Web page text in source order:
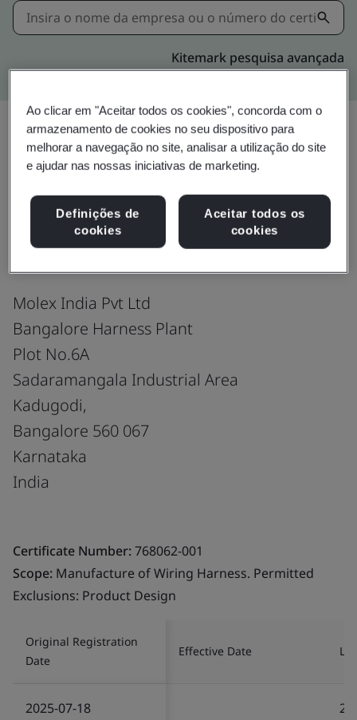
Kitemark pesquisa avançada
Compartilhar: Download
IATF 16949:2016
Molex India Pvt Ltd
Bangalore Harness Plant
Plot No.6A
Sadaramangala Industrial Area
Kadugodi,
Bangalore 560 067
Karnataka
India
Certificate Number:768062-001
Scope: Manufacture of Wiring Harness. Permitted
Exclusions: Product Design
Original Registration
Date
Effective Date
2025-07-18
Ao clicar em "Aceitar todos os cookies", concorda com o
armazenamento de cookies no seu dispositivo para
melhorar a navegação no site, analisar a utilização do site
e ajudar nas nossas iniciativas de marketing.
Definições de
cookies
Aceitar todos os
cookies